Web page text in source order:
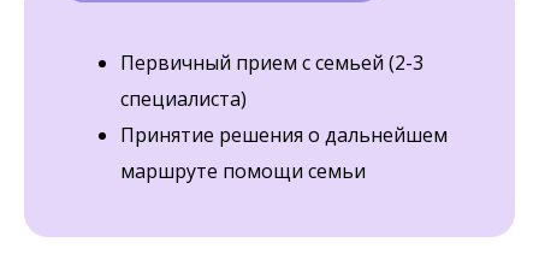
Первичный прием с семьей (2-3
специалиста)
Принятие решения о дальнейшем
маршруте помощи семьи